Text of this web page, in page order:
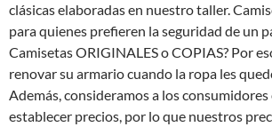
clásicas elaboradas en nuestro taller.
para quienes prefieren la seguridad de un
Camisetas ORIGINALES o COPIAS? Por
renovar su armario cuando la ropa les
Además, consideramos a los consumidores
establecer precios, por lo que nuestros